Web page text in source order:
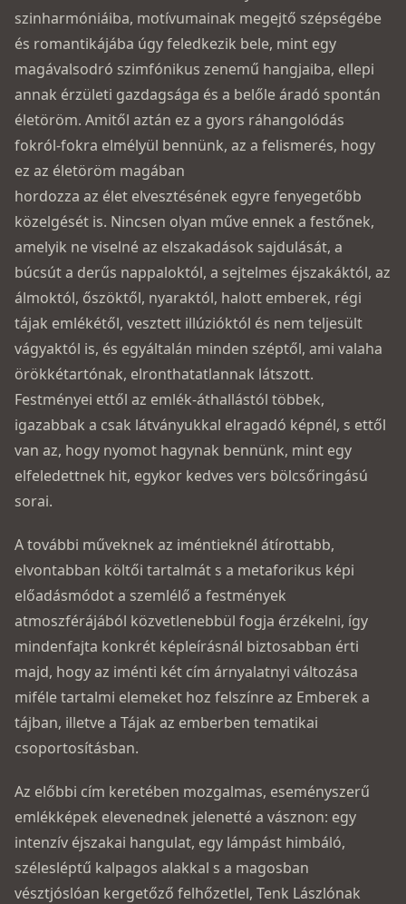
szinharmóniáiba, motívumainak megejtő szépségébe
és romantikájába úgy feledkezik bele, mint egy
magávalsodró szimfónikus zenemű hangjaiba, ellepi
annak érzületi gazdagsága és a belőle áradó spontán
életöröm. Amitől aztán ez a gyors ráhangolódás
fokról-fokra elmélyül bennünk, az a felismerés, hogy
ez az életöröm magában
hordozza az élet elvesztésének egyre fenyegetőbb
közelgését is. Nincsen olyan műve ennek a festőnek,
amelyik ne viselné az elszakadások sajdulását, a
búcsút a derűs nappaloktól, a sejtelmes éjszakáktól, az
álmoktól, őszöktől, nyarak­tól, halott emberek, régi
tájak emlékétől, vesztett illúzióktól és nem teljesült
vágyaktól is, és egyál­talán minden széptől, ami valaha
örökkétartónak, elronthatatlannak látszott.
Festményei ettől az emlék-áthallástól többek,
igazabbak a csak látványukkal elragadó képnél, s ettől
van az, hogy nyomot hagynak bennünk, mint egy
elfeledettnek hit, egykor kedves vers bölcsőringású
sorai.
A további műveknek az iméntieknél átírottabb,
elvontabban költői tartalmát s a metaforikus képi
előadásmódot a szemlélő a festmények
atmoszférájából közvetlenebbül fogja érzékelni, így
mindenfajta konkrét képleírásnál biztosabban érti
majd, hogy az iménti két cím árnyalatnyi változása
miféle tartalmi elemeket hoz felszínre az Emberek a
tájban, illetve a Tájak az emberben tematikai
csoportosításban.
Az előbbi cím keretében mozgalmas, eseményszerű
emlékképek elevenednek jelenetté a vásznon: egy
intenzív éjszakai hangulat, egy lámpást himbáló,
szélesléptű kalpagos alakkal s a magosban
vésztjóslóan kergetőző felhőzetlel, Tenk Lászlónak